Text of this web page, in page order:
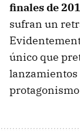
finales de
sufran un
único que
lanzamientos